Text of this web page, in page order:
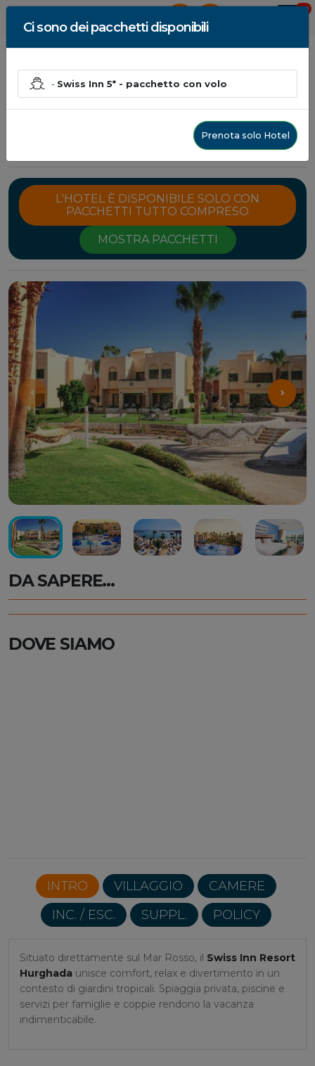
0
Swiss Inn 5*
da € 969.00
L'HOTEL È DISPONIBILE SOLO CON
PACCHETTI TUTTO COMPRESO
MOSTRA PACCHETTI
DA SAPERE...
DOVE SIAMO
INTRO VILLAGGIO
CAMERE
INC. / ESC.
SUPPL. POLICY
Situato direttamente sul Mar Rosso, il Swiss Inn Resort
Hurghada unisce comfort, relax e divertimento in un
contesto di giardini tropicali. Spiaggia privata, piscine e
servizi per famiglie e coppie rendono la vacanza
indimenticabile.
Ci sono dei pacchetti disponibili
- Swiss Inn 5* - pacchetto con volo
Prenota solo Hotel